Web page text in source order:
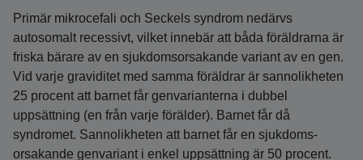
Primär mikrocefali och Seckels syndrom nedärvs
autosomalt recessivt, vilket innebär att båda föräldrarna är
friska bärare av en sjukdomsorsakande variant av en gen.
Vid varje graviditet med samma föräldrar är sannolikheten
25 procent att barnet får genvarianterna i dubbel
uppsättning (en från varje förälder). Barnet får då
syndromet. Sannolikheten att barnet får en sjukdoms­
orsakande genvariant i enkel uppsättning är 50 procent.